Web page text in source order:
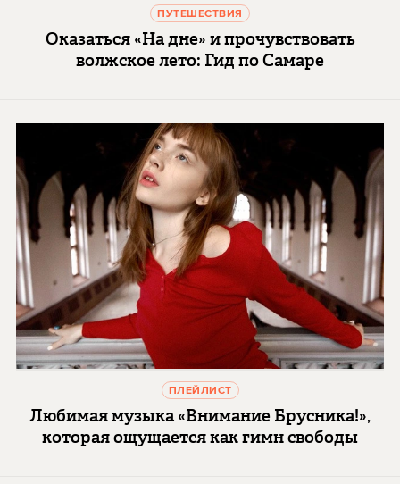
ПУТЕШЕСТВИЯ
Оказаться «На дне» и прочувствовать
волжское лето: Гид по Самаре
ПЛЕЙЛИСТ
Любимая музыка «Внимание Брусника!»,
которая ощущается как гимн свободы